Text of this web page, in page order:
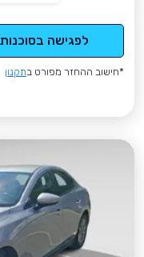
לפגישה בסוכנות
*חישוב ההחזר מפורט בתקנון